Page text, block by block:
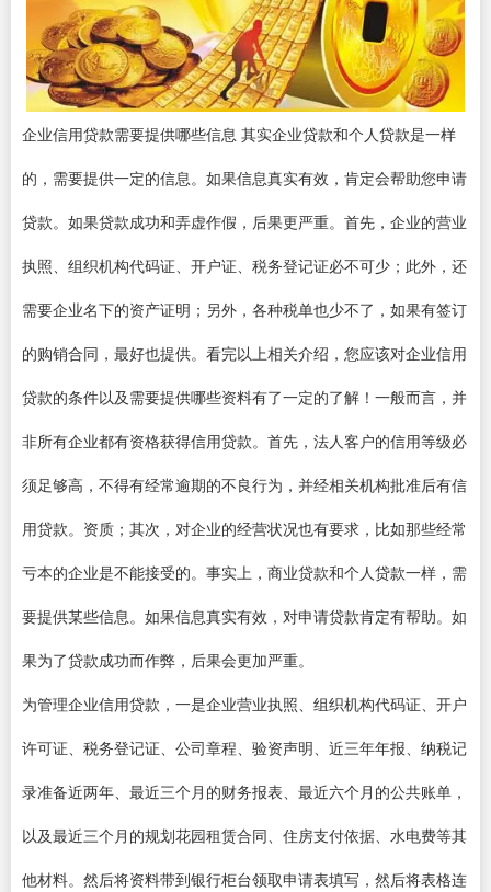
企业信用贷款需要提供哪些信息 其实企业贷款和个人贷款是一样
的，需要提供一定的信息。如果信息真实有效，肯定会帮助您申请
贷款。如果贷款成功和弄虚作假，后果更严重。首先，企业的营业
执照、组织机构代码证、开户证、税务登记证必不可少；此外，还
需要企业名下的资产证明；另外，各种税单也少不了，如果有签订
的购销合同，最好也提供。看完以上相关介绍，您应该对企业信用
贷款的条件以及需要提供哪些资料有了一定的了解！一般而言，并
非所有企业都有资格获得信用贷款。首先，法人客户的信用等级必
须足够高，不得有经常逾期的不良行为，并经相关机构批准后有信
用贷款。资质；其次，对企业的经营状况也有要求，比如那些经常
亏本的企业是不能接受的。事实上，商业贷款和个人贷款一样，需
要提供某些信息。如果信息真实有效，对申请贷款肯定有帮助。如
果为了贷款成功而作弊，后果会更加严重。
为管理企业信用贷款，一是企业营业执照、组织机构代码证、开户
许可证、税务登记证、公司章程、验资声明、近三年年报、纳税记
录准备近两年、最近三个月的财务报表、最近六个月的公共账单，
以及最近三个月的规划花园租赁合同、住房支付依据、水电费等其
他材料。然后将资料带到银行柜台领取申请表填写，然后将表格连